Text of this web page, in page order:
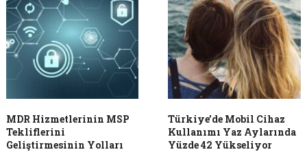
MDR Hizmetlerinin MSP
Tekliflerini
Geliştirmesinin Yolları
Türkiye’de Mobil Cihaz
Kullanımı Yaz Aylarında
Yüzde 42 Yükseliyor